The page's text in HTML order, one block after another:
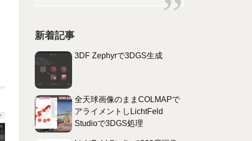
新着記事
3DF Zephyrで3DGS生成
全天球画像のままCOLMAPで
アライメントしLichtFeld
Studioで3DGS処理